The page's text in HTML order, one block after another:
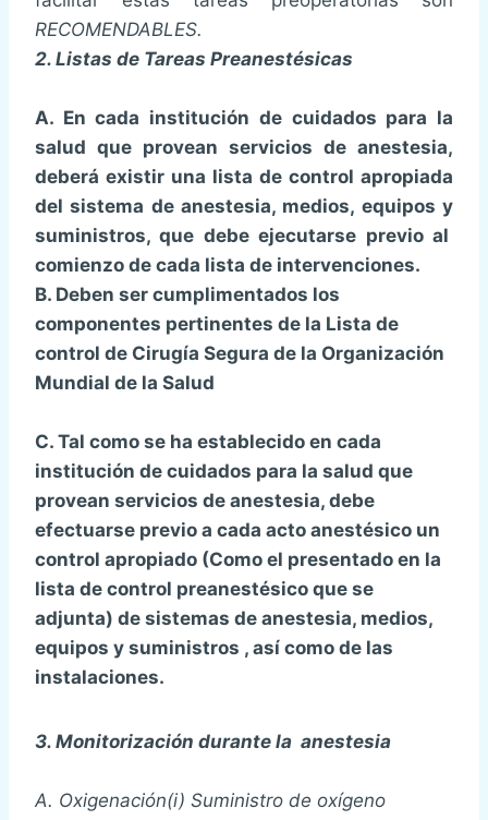
RECOMENDABLES.
2. Listas de Tareas Preanestésicas
A. En cada institución de cuidados para la
salud que provean servicios de anestesia,
deberá existir una lista de control apropiada
del sistema de anestesia, medios, equipos y
suministros, que debe ejecutarse previo al
comienzo de cada lista de intervenciones.
B. Deben ser cumplimentados los
componentes pertinentes de la Lista de
control de Cirugía Segura de la Organización
Mundial de la Salud
C. Tal como se ha establecido en cada
institución de cuidados para la salud que
provean servicios de anestesia, debe
efectuarse previo a cada acto anestésico un
control apropiado (Como el presentado en la
lista de control preanestésico que se
adjunta) de sistemas de anestesia, medios,
equipos y suministros , así como de las
instalaciones.
3. Monitorización durante la anestesia
A. Oxigenación(i) Suministro de oxígeno